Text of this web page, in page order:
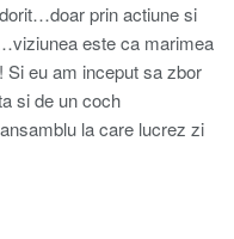
prin actiune si
este ca marimea
Si eu am inceput sa zbor
si de un coch
la care lucrez zi